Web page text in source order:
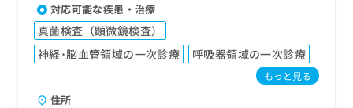
対応可能な疾患・治療
真菌検査（顕微鏡検査）
神経･脳血管領域の一次診療
呼吸器領域の一次診療
もっと見る
住所